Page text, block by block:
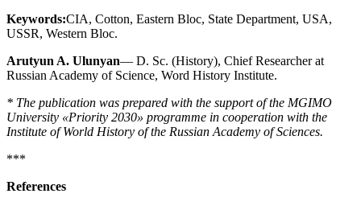
Keywords:CIA, Сotton, Eastern Bloc, State Department, USA,
USSR, Western Bloc.
Arutyun A. Ulunyan— D. Sc. (History), Chief Researcher at
Russian Academy of Science, Word History Institute.
* The publication was prepared with the support of the MGIMO
University «Priority 2030» programme in cooperation with the
Institute of World History of the Russian Academy of Sciences.
***
References